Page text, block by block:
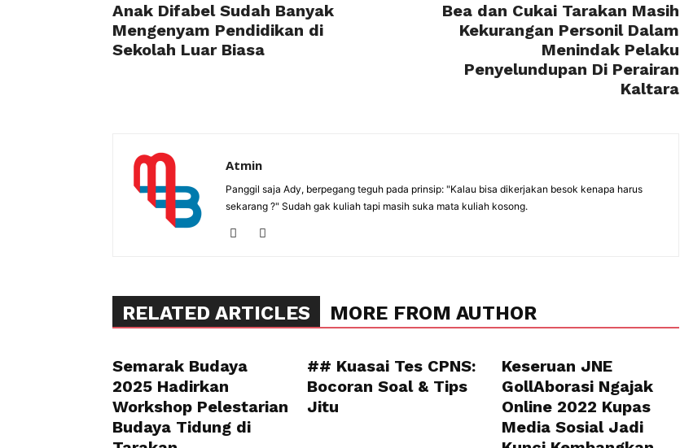
Anak Difabel Sudah Banyak
Mengenyam Pendidikan di
Sekolah Luar Biasa
Bea dan Cukai Tarakan Masih
Kekurangan Personil Dalam
Menindak Pelaku
Penyelundupan Di Perairan
Kaltara
Atmin
Panggil saja Ady, berpegang teguh pada prinsip: "Kalau bisa dikerjakan besok kenapa harus
sekarang ?" Sudah gak kuliah tapi masih suka mata kuliah kosong.
RELATED ARTICLES MORE FROM AUTHOR
Semarak Budaya
2025 Hadirkan
Workshop Pelestarian
Budaya Tidung di
## Kuasai Tes CPNS:
Bocoran Soal & Tips
Jitu
Keseruan JNE
GollAborasi Ngajak
Online 2022 Kupas
Media Sosial Jadi